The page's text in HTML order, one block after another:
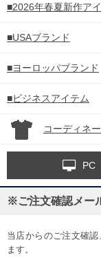
■2026年春夏新作ア
■USAブランド
■ヨーロッパブランド
■ビジネスアイテム
コーディネ
PC
※ご注文確認メー
当店からのご注文確
ます。